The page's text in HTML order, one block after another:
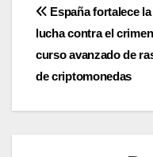
de
entradas
España fortalece la
lucha contra el
curso avanzado de
de criptomonedas